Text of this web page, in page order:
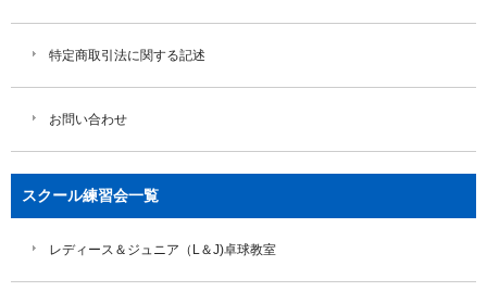
特定商取引法に関する記述
お問い合わせ
スクール練習会一覧
レディース＆ジュニア（L＆J)卓球教室